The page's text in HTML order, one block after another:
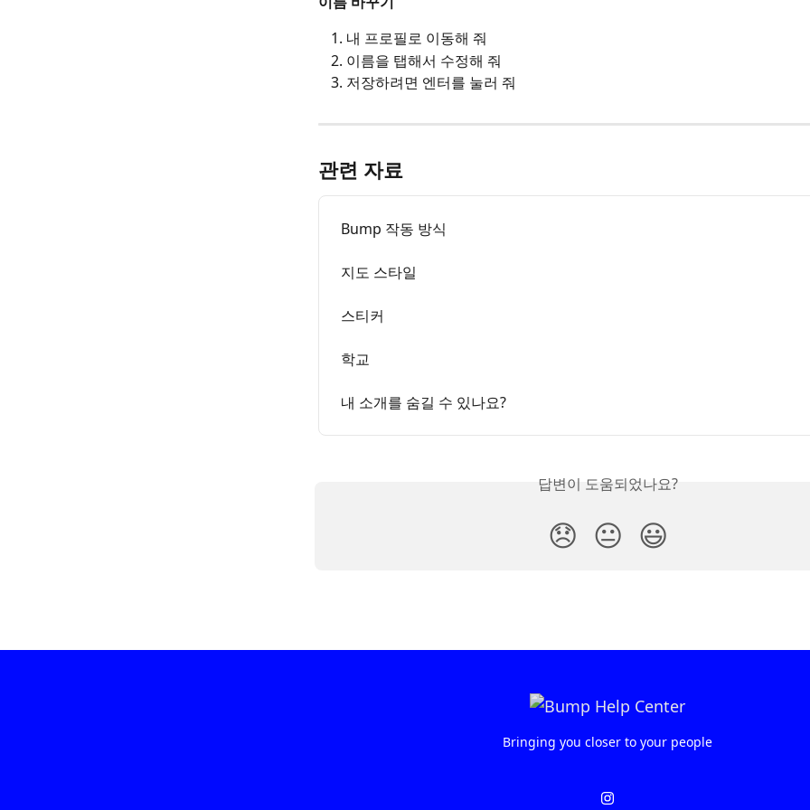
내 프로필로 이동해 줘
이름을 탭해서 수정해 줘
저장하려면 엔터를 눌러 줘
관련 자료
Bump 작동 방식
지도 스타일
스티커
학교
내 소개를 숨길 수 있나요?
답변이 도움되었나요?
😞 😐 😃
Bringing you closer to your people